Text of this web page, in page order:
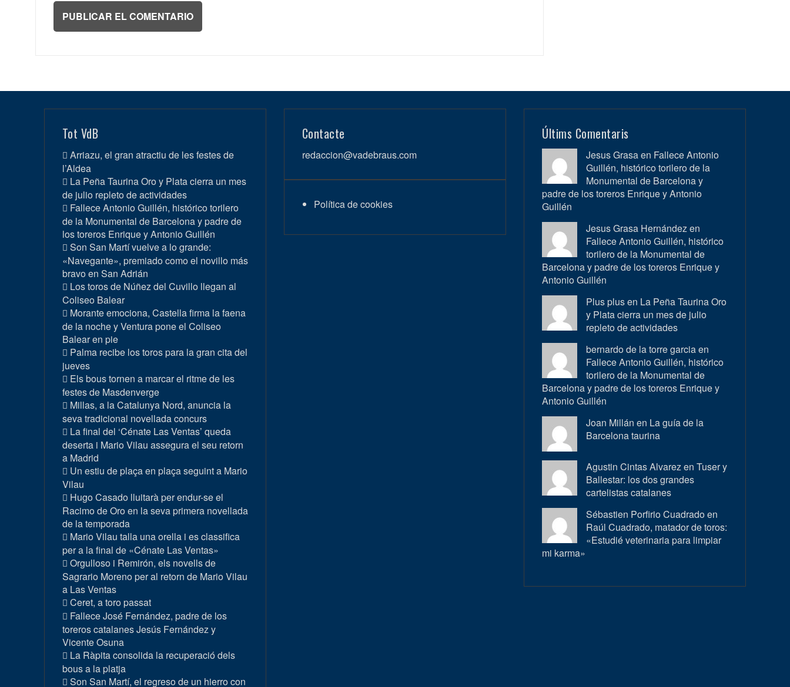
Tot VdB
Arriazu, el gran atractiu de les festes de
l’Aldea
La Peña Taurina Oro y Plata cierra un mes
de julio repleto de actividades
Fallece Antonio Guillén, histórico torilero
de la Monumental de Barcelona y padre de
los toreros Enrique y Antonio Guillén
Son San Martí vuelve a lo grande:
«Navegante», premiado como el novillo más
bravo en San Adrián
Los toros de Núñez del Cuvillo llegan al
Coliseo Balear
Morante emociona, Castella firma la faena
de la noche y Ventura pone el Coliseo
Balear en pie
Palma recibe los toros para la gran cita del
jueves
Els bous tornen a marcar el ritme de les
festes de Masdenverge
Millas, a la Catalunya Nord, anuncia la
seva tradicional novellada concurs
La final del ‘Cénate Las Ventas’ queda
deserta i Mario Vilau assegura el seu retorn
a Madrid
Un estiu de plaça en plaça seguint a Mario
Vilau
Hugo Casado lluitarà per endur-se el
Racimo de Oro en la seva primera novellada
de la temporada
Mario Vilau talla una orella i es classifica
per a la final de «Cénate Las Ventas»
Orgulloso i Remirón, els novells de
Sagrario Moreno per al retorn de Mario Vilau
a Las Ventas
Ceret, a toro passat
Fallece José Fernández, padre de los
toreros catalanes Jesús Fernández y
Vicente Osuna
La Ràpita consolida la recuperació dels
bous a la platja
Son San Martí, el regreso de un hierro con
Contacte
redaccion@vadebraus.com
Política de cookies
Últims Comentaris
Jesus Grasa en Fallece Antonio
Guillén, histórico torilero de la
Monumental de Barcelona y
padre de los toreros Enrique y Antonio
Guillén
Jesus Grasa Hernández en
Fallece Antonio Guillén, histórico
torilero de la Monumental de
Barcelona y padre de los toreros Enrique y
Antonio Guillén
Plus plus en La Peña Taurina Oro
y Plata cierra un mes de julio
repleto de actividades
bernardo de la torre garcia en
Fallece Antonio Guillén, histórico
torilero de la Monumental de
Barcelona y padre de los toreros Enrique y
Antonio Guillén
Joan Millán en La guía de la
Barcelona taurina
Agustin Cintas Alvarez enTuser y
Ballestar: los dos grandes
cartelistas catalanes
Sébastien Porfirio Cuadrado en
Raúl Cuadrado, matador de toros:
«Estudié veterinaria para limpiar
mi karma»